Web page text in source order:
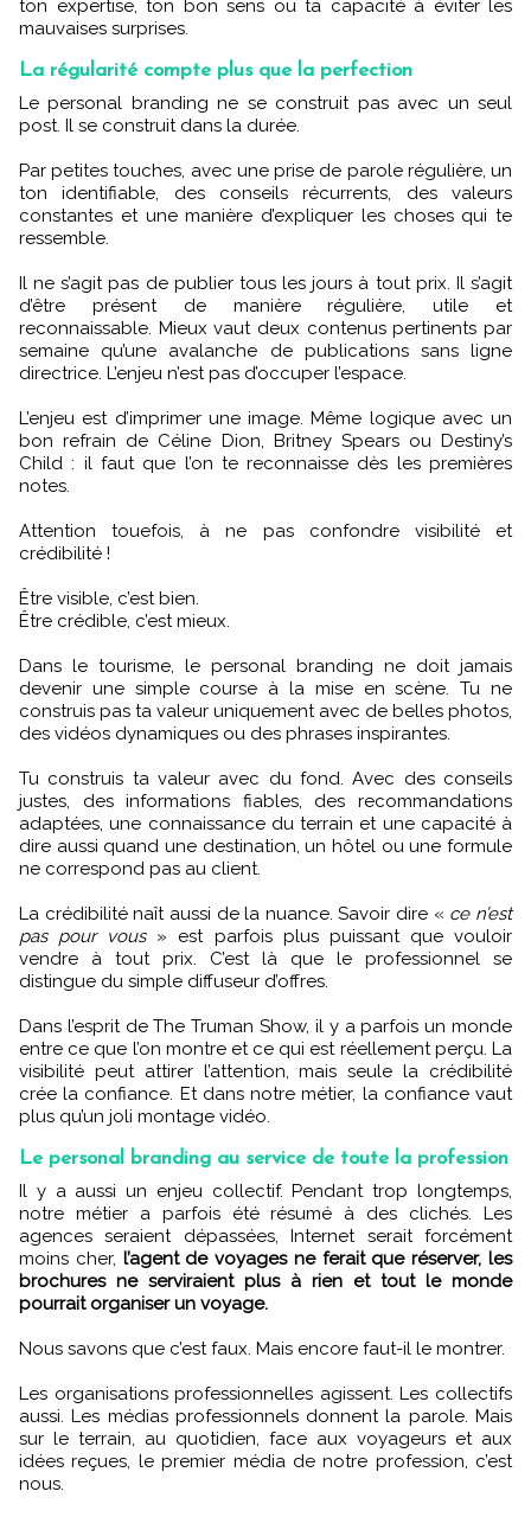
ton expertise, ton bon sens ou ta capacité à éviter les
mauvaises surprises.
La régularité compte plus que la perfection
Le personal branding ne se construit pas avec un seul
post. Il se construit dans la durée.
Par petites touches, avec une prise de parole régulière, un
ton identifiable, des conseils récurrents, des valeurs
constantes et une manière d’expliquer les choses qui te
ressemble.
Il ne s’agit pas de publier tous les jours à tout prix. Il s’agit
d’être présent de manière régulière, utile et
reconnaissable. Mieux vaut deux contenus pertinents par
semaine qu’une avalanche de publications sans ligne
directrice. L’enjeu n’est pas d’occuper l’espace.
L’enjeu est d’imprimer une image. Même logique avec un
bon refrain de Céline Dion, Britney Spears ou Destiny’s
Child : il faut que l’on te reconnaisse dès les premières
notes.
Attention touefois, à ne pas confondre visibilité et
crédibilité !
Être visible, c’est bien.
Être crédible, c’est mieux.
Dans le tourisme, le personal branding ne doit jamais
devenir une simple course à la mise en scène. Tu ne
construis pas ta valeur uniquement avec de belles photos,
des vidéos dynamiques ou des phrases inspirantes.
Tu construis ta valeur avec du fond. Avec des conseils
justes, des informations fiables, des recommandations
adaptées, une connaissance du terrain et une capacité à
dire aussi quand une destination, un hôtel ou une formule
ne correspond pas au client.
La crédibilité naît aussi de la nuance. Savoir dire « ce n’est
pas pour vous» est parfois plus puissant que vouloir
vendre à tout prix. C’est là que le professionnel se
distingue du simple diffuseur d’offres.
Dans l’esprit de The Truman Show, il y a parfois un monde
entre ce que l’on montre et ce qui est réellement perçu. La
visibilité peut attirer l’attention, mais seule la crédibilité
crée la confiance. Et dans notre métier, la confiance vaut
plus qu’un joli montage vidéo.
Le personal branding au service de toute la profession
notre métier a parfois été résumé à des clichés. Les
agences seraient dépassées, Internet serait forcément
moins cher, l’agent de voyages ne ferait que réserver, les
brochures ne serviraient plus à rien et tout le monde
pourrait organiser un voyage.
Nous savons que c’est faux. Mais encore faut-il le montrer.
Les organisations professionnelles agissent. Les collectifs
aussi. Les médias professionnels donnent la parole. Mais
sur le terrain, au quotidien, face aux voyageurs et aux
idées reçues, le premier média de notre profession, c’est
nous.